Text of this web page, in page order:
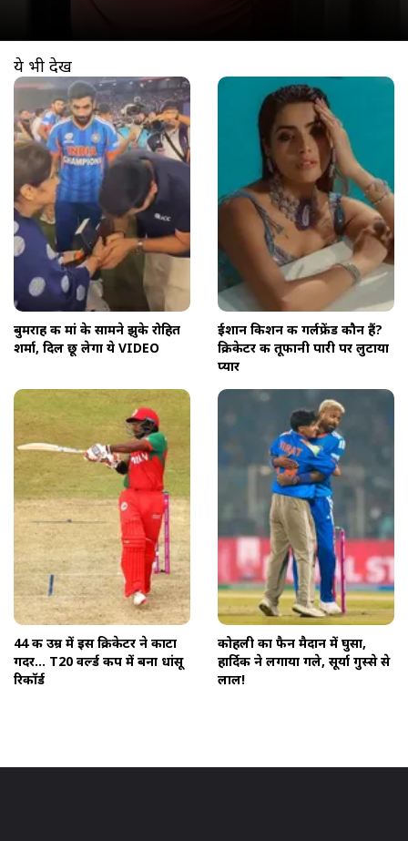
खुल रहा है
ये भी देखें
बुमराह की मां के सामने झुके रोहित
शर्मा, दिल छू लेगा ये VIDEO
ईशान किशन की गर्लफ्रेंड कौन हैं?
क्रिकेटर की तूफानी पारी पर लुटाया
प्यार
44 की उम्र में इस क्रिकेटर ने काटा
गदर... T20 वर्ल्ड कप में बना धांसू
रिकॉर्ड
कोहली का फैन मैदान में घुसा,
हार्द‍िक ने लगाया गले, सूर्या गुस्से से
लाल!